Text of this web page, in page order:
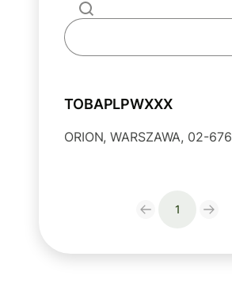
TOBAPLPWXXX
ORION, WARSZAWA, 02-676
1